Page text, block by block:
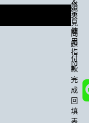
語
表
使
用
指
南
常
見
問
題
付
款
完
成
回
填